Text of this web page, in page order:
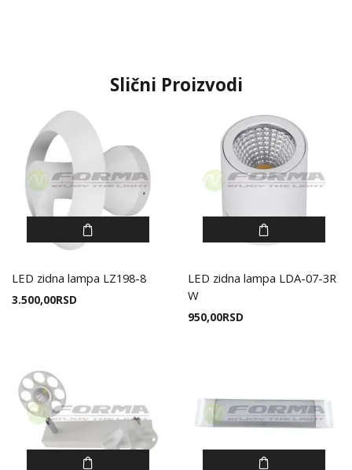
Slični Proizvodi
LED zidna lampa LZ198-8
3.500,00RSD
LED zidna lampa LDA-07-3R
W
950,00RSD